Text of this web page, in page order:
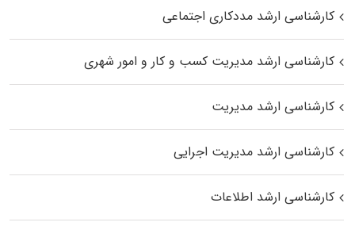
کارشناسی ارشد مددکاری اجتماعی
کارشناسی ارشد مدیریت کسب و کار و امور شهری
کارشناسی ارشد مدیریت
کارشناسی ارشد مدیریت اجرایی
کارشناسی ارشد اطلاعات